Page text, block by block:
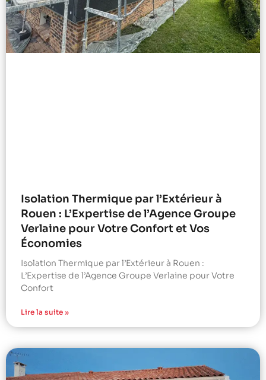
Isolation Thermique par l’Extérieur à
Rouen : L’Expertise de l’Agence Groupe
Verlaine pour Votre Confort et Vos
Économies
Isolation Thermique par l’Extérieur à Rouen :
L’Expertise de l’Agence Groupe Verlaine pour Votre
Confort
Lire la suite »